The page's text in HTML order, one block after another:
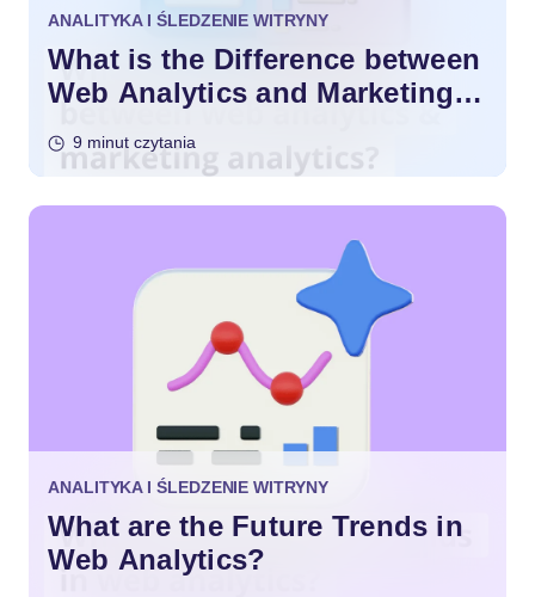
ANALITYKA I ŚLEDZENIE WITRYNY
What is the Difference between
Web Analytics and Marketing
9 minut czytania
ANALITYKA I ŚLEDZENIE WITRYNY
What are the Future Trends in
Web Analytics?